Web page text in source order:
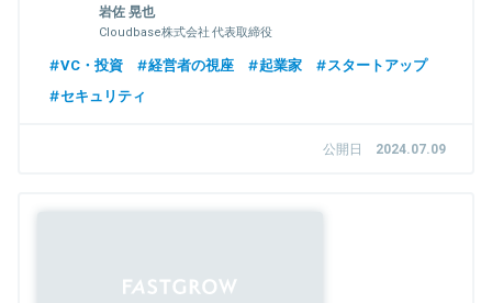
岩佐 晃也
Cloudbase株式会社 代表取締役
VC・投資 経営者の視座 起業家
スタートアップ
セキュリティ
公開日 2024.07.09